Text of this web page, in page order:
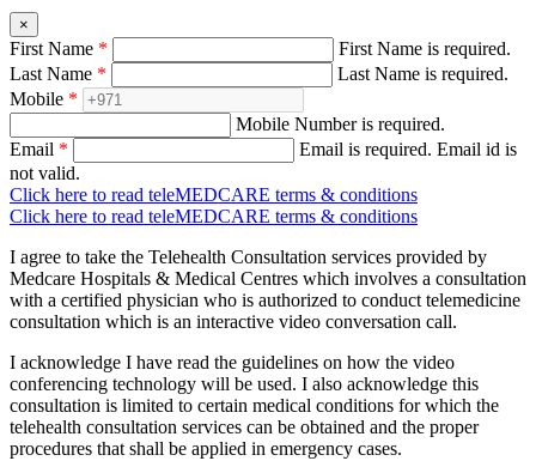
×
First Name *
First Name is required.
Last Name *
Last Name is required.
Mobile *
Mobile Number is required.
Email * Email is required. Email id is
not valid.
Click here to read teleMEDCARE terms & conditions
Click here to read teleMEDCARE terms & conditions
I agree to take the Telehealth Consultation services provided by
Medcare Hospitals & Medical Centres which involves a consultation
with a certified physician who is authorized to conduct telemedicine
consultation which is an interactive video conversation call.
I acknowledge I have read the guidelines on how the video
conferencing technology will be used. I also acknowledge this
consultation is limited to certain medical conditions for which the
telehealth consultation services can be obtained and the proper
procedures that shall be applied in emergency cases.